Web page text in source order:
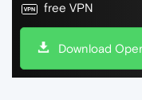
free VPN
Download